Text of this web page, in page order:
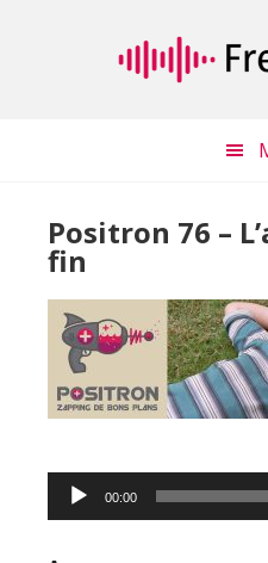
Positron 76 –
fin
Lecteur
audio
00:00